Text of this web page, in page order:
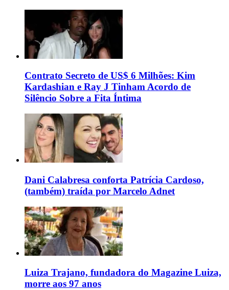
Contrato Secreto de US$ 6 Milhões: Kim
Kardashian e Ray J Tinham Acordo de
Silêncio Sobre a Fita Íntima
Dani Calabresa conforta Patrícia Cardoso,
(também) traída por Marcelo Adnet
Luiza Trajano, fundadora do Magazine Luiza,
morre aos 97 anos